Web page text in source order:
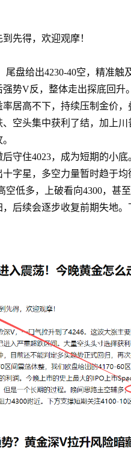
先得，欢迎观摩！
盘给出4230-40空，精准触
势V反，整体走出探底回升
率居高不下，持续压制金价
空头集中获利了结，加上
守住4023，成为短期的小
字星，多空力量暂时趋于均
空低多，上破看向4300，甚
后续会逐步收复前期失地。